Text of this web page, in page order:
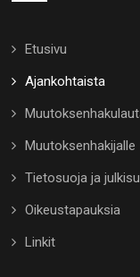
Etusivu
Ajankohtaista
Muutoksenhakijalle
Tietosuoja ja
Oikeustapauksia
Linkit